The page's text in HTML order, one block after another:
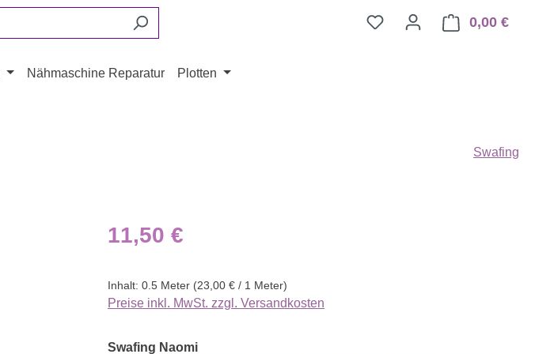
0,00 €
Nähmaschine Reparatur Plotten
Swafing
Regulärer Preis:
11,50 €
Inhalt: 0.5 Meter (23,00 € / 1 Meter)
Preise inkl. MwSt. zzgl. Versandkosten
Swafing Naomiauswählen